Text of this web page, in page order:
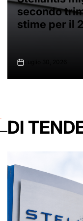
femminile a
scherma
on
DI